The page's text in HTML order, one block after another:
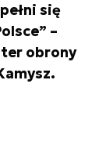
się
–
obrony